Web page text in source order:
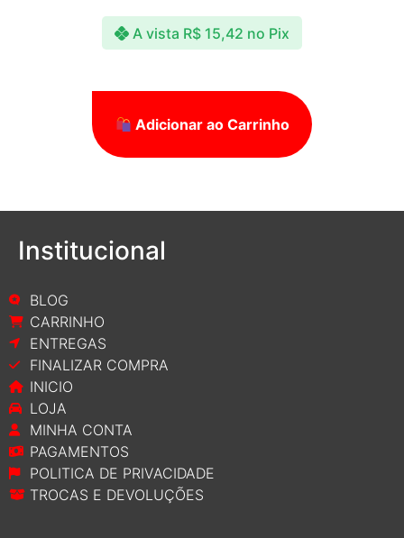
A vista R$ 15,42 no Pix
Adicionar ao Carrinho
Institucional
BLOG
CARRINHO
ENTREGAS
FINALIZAR COMPRA
INICIO
LOJA
MINHA CONTA
PAGAMENTOS
POLITICA DE PRIVACIDADE
TROCAS E DEVOLUÇÕES